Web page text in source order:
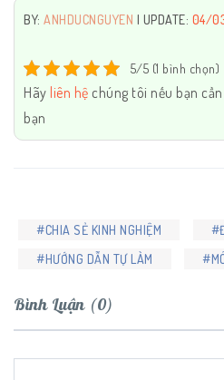
BY: ANHDUCNGUYEN | UPDATE: 04/
5/5 (1 bình chọn)
Hãy liên hệ chúng tôi nếu bạn
bạn
#CHIA SẺ KINH NGHIỆM
#HƯỚNG DẪN TỰ LÀM
Bình Luận (0)